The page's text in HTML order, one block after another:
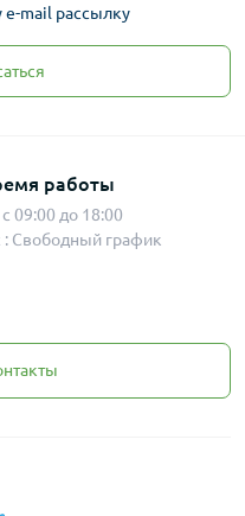
mail рассылку
работы
09:00 до 18:00
: Свободный график